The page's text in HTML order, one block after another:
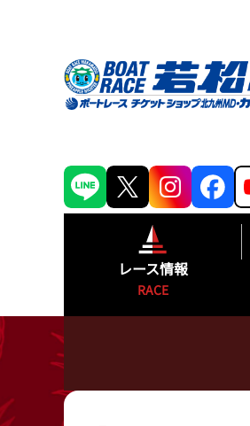
レース情報
RACE
出場予定選手一覧